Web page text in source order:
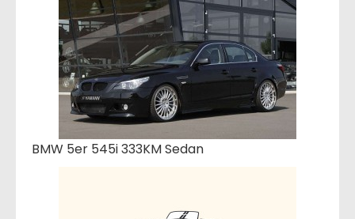
BMW 5er 545i 333KM Sedan